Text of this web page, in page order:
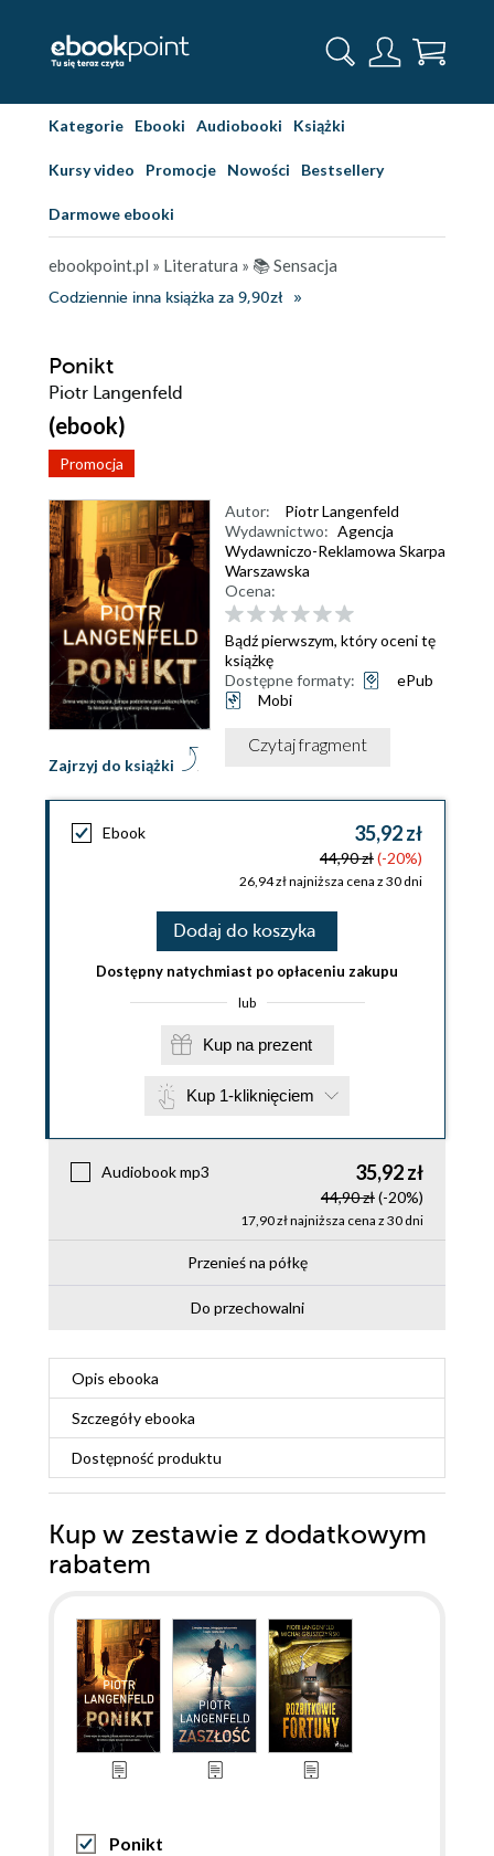
Kategorie Ebooki Audiobooki Książki
Kursy video Promocje Nowości Bestsellery
Darmowe ebooki
ebookpoint.pl » Literatura » 📚 Sensacja
Codziennie inna książka za 9,90zł
Ponikt
Piotr Langenfeld
(ebook)
Promocja
Zajrzyj do książki
Autor:
Piotr Langenfeld
Wydawnictwo: Agencja
Wydawniczo-Reklamowa Skarpa
Warszawska
Ocena:
Bądź pierwszym, który oceni tę
książkę
Dostępne formaty:
ePub
Mobi
Czytaj fragment
Ebook 35,92 zł
44,90 zł(-20%)
26,94 zł najniższa cena z 30 dni
Dodaj do koszyka
Dostępny natychmiast po opłaceniu zakupu
lub
Kup na prezent
Kup 1-kliknięciem
Audiobook mp3 35,92 zł
44,90 zł(-20%)
17,90 zł najniższa cena z 30 dni
Przenieś na półkę
Do przechowalni
Opis ebooka
Szczegółyebooka
Dostępność produktu
Kup w zestawie z dodatkowym
rabatem
Ponikt